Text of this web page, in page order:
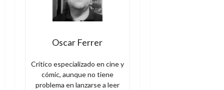
Oscar Ferrer
Crítico especializado en cine y
cómic, aunque no tiene
problema en lanzarse a leer